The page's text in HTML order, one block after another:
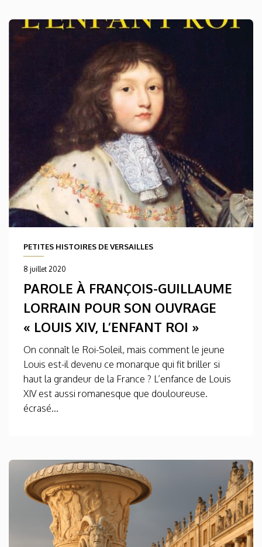
PETITES HISTOIRES DE VERSAILLES
8 juillet 2020
PAROLE À FRANÇOIS-GUILLAUME
LORRAIN POUR SON OUVRAGE
« LOUIS XIV, L’ENFANT ROI »
On connaît le Roi-Soleil, mais comment le jeune
Louis est-il devenu ce monarque qui fit briller si
haut la grandeur de la France ? L’enfance de Louis
XIV est aussi romanesque que douloureuse.
écrasé...